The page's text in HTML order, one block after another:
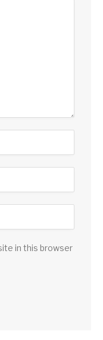
in this browser